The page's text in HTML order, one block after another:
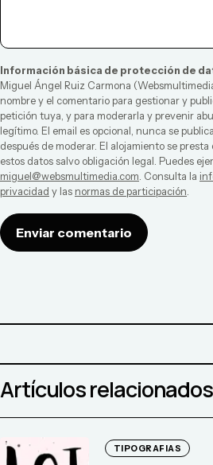
Información básica de protección de
Miguel Ángel Ruiz Carmona (
nombre y el comentario para gestionar y
petición tuya, y para moderarla y prevenir
legítimo. El email es opcional, nunca se
después de moderar. El alojamiento se presta
estos datos salvo obligación legal. Puedes
miguel@websmultimedia.com. Consulta la
privacidad y las normas de participación.
Enviar comentario
Artículos relacionados
TIPOGRAFIAS